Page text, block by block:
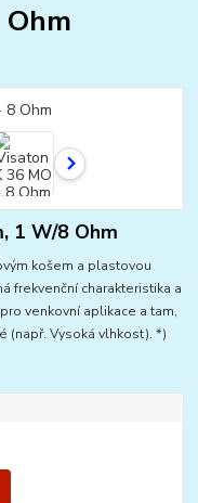
1 W/8 Ohm
košem a plastovou
frekvenční charakteristika a
venkovní aplikace a tam,
(např. Vysoká vlhkost). *)